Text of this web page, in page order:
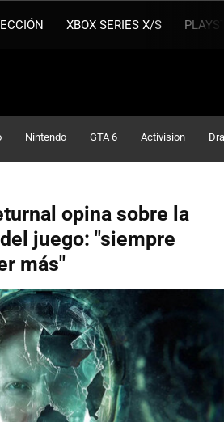
XBOX SERIES X/S
Nintendo GTA 6 Activision
opina sobre la
juego: "siempre
más"